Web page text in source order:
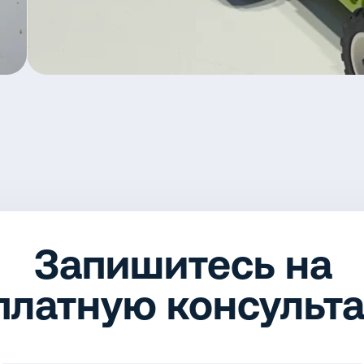
Запишитесь на